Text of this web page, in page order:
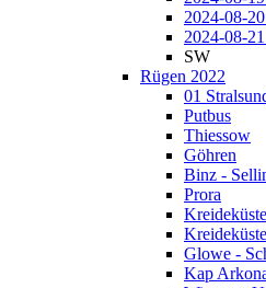
2024-08-
2024-08-
SW
Rügen 2022
01
Putbus
Thiessow
Göhren
Binz -
Prora
Kreideküste
Kreideküste
Glowe -
Kap